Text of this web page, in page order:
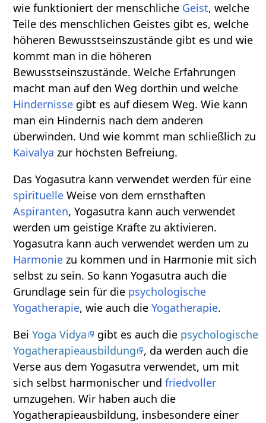
wie funktioniert der menschliche Geist, welche
Teile des menschlichen Geistes gibt es, welche
höheren Bewusstseinszustände gibt es und wie
kommt man in die höheren
Bewusstseinszustände. Welche Erfahrungen
macht man auf den Weg dorthin und welche
Hindernisse gibt es auf diesem Weg. Wie kann
man ein Hindernis nach dem anderen
überwinden. Und wie kommt man schließlich zu
Kaivalya zur höchsten Befreiung.
Das Yogasutra kann verwendet werden für eine
spirituelle Weise von dem ernsthaften
Aspiranten, Yogasutra kann auch verwendet
werden um geistige Kräfte zu aktivieren.
Yogasutra kann auch verwendet werden um zu
Harmonie zu kommen und in Harmonie mit sich
selbst zu sein. So kann Yogasutra auch die
Grundlage sein für die psychologische
Yogatherapie, wie auch dieYogatherapie.
BeiYoga Vidya gibt es auch die psychologische
Yogatherapieausbildung
, da werden auch die
Verse aus dem Yogasutra verwendet, um mit
sich selbst harmonischer undfriedvoller
umzugehen. Wir haben auch die
Yogatherapieausbildung, insbesondere einer